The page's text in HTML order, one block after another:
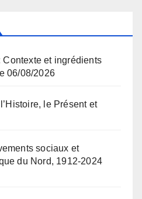
Contexte et ingrédients
06/08/2026
le Présent et
sociaux et
du Nord, 1912-2024